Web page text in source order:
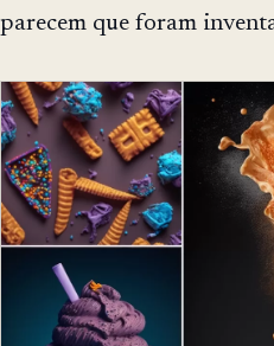
parecem que foram